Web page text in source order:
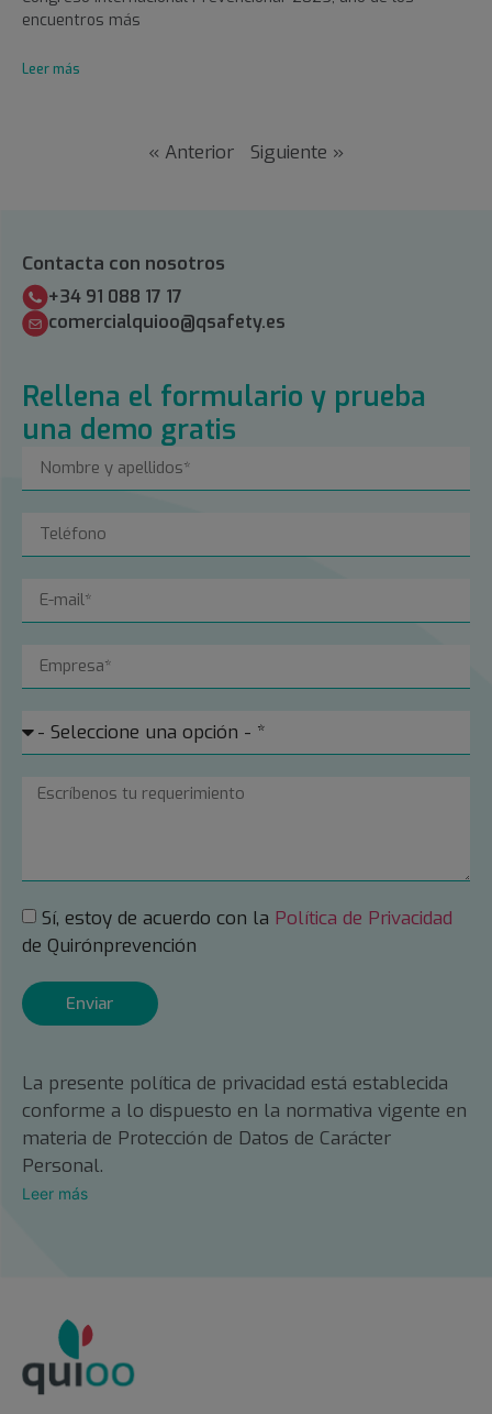
encuentros más
Leer más
« Anterior Siguiente »
Contacta con nosotros
+34 91 088 17 17
comercialquioo@qsafety.es
Rellena el formulario y prueba
una demo gratis
Sí, estoy de acuerdo con la Política de Privacidad
de Quirónprevención
Enviar
La presente política de privacidad está establecida
conforme a lo dispuesto en la normativa vigente en
materia de Protección de Datos de Carácter
Personal.
Leer más